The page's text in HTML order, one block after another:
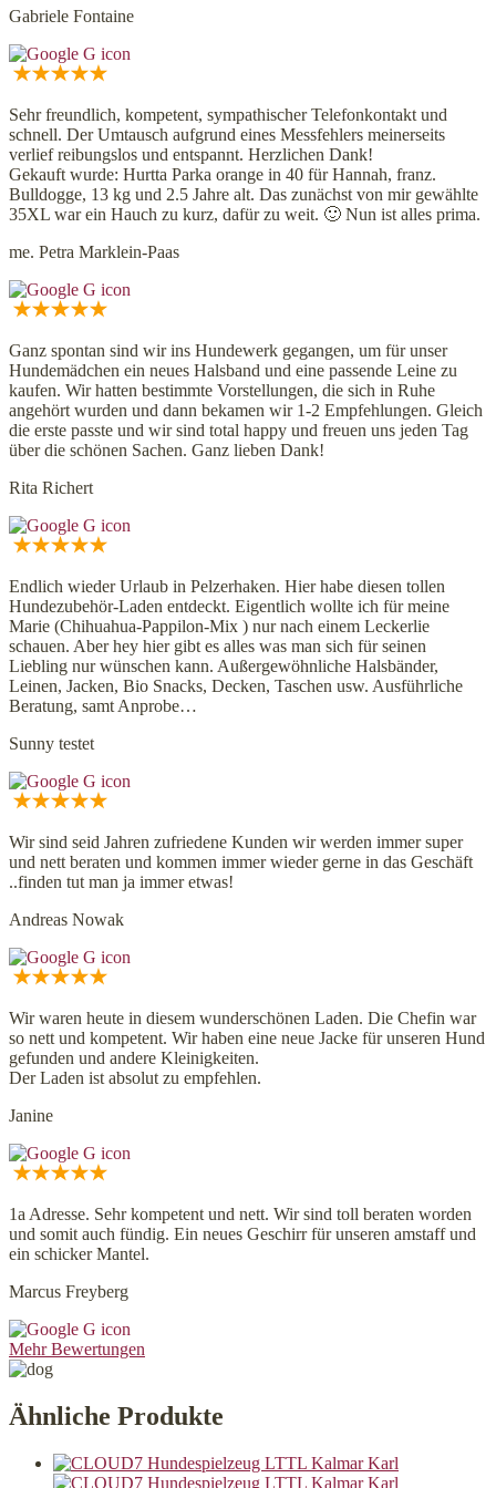
Gabriele Fontaine
Sehr freundlich, kompetent, sympathischer Telefonkontakt und
schnell. Der Umtausch aufgrund eines Messfehlers meinerseits
verlief reibungslos und entspannt. Herzlichen Dank!
Gekauft wurde: Hurtta Parka orange in 40 für Hannah, franz.
Bulldogge, 13 kg und 2.5 Jahre alt. Das zunächst von mir gewählte
35XL war ein Hauch zu kurz, dafür zu weit. 🙂 Nun ist alles prima.
me. Petra Marklein-Paas
Ganz spontan sind wir ins Hundewerk gegangen, um für unser
Hundemädchen ein neues Halsband und eine passende Leine zu
kaufen. Wir hatten bestimmte Vorstellungen, die sich in Ruhe
angehört wurden und dann bekamen wir 1-2 Empfehlungen. Gleich
die erste passte und wir sind total happy und freuen uns jeden Tag
über die schönen Sachen. Ganz lieben Dank!
Rita Richert
Endlich wieder Urlaub in Pelzerhaken. Hier habe diesen tollen
Hundezubehör-Laden entdeckt. Eigentlich wollte ich für meine
Marie (Chihuahua-Pappilon-Mix ) nur nach einem Leckerlie
schauen. Aber hey hier gibt es alles was man sich für seinen
Liebling nur wünschen kann. Außergewöhnliche Halsbänder,
Leinen, Jacken, Bio Snacks, Decken, Taschen usw. Ausführliche
Beratung, samt Anprobe…
Sunny testet
Wir sind seid Jahren zufriedene Kunden wir werden immer super
und nett beraten und kommen immer wieder gerne in das Geschäft
..finden tut man ja immer etwas!
Andreas Nowak
Wir waren heute in diesem wunderschönen Laden. Die Chefin war
so nett und kompetent. Wir haben eine neue Jacke für unseren Hund
gefunden und andere Kleinigkeiten.
Der Laden ist absolut zu empfehlen.
Janine
1a Adresse. Sehr kompetent und nett. Wir sind toll beraten worden
und somit auch fündig. Ein neues Geschirr für unseren amstaff und
ein schicker Mantel.
Marcus Freyberg
Mehr Bewertungen
Ähnliche Produkte